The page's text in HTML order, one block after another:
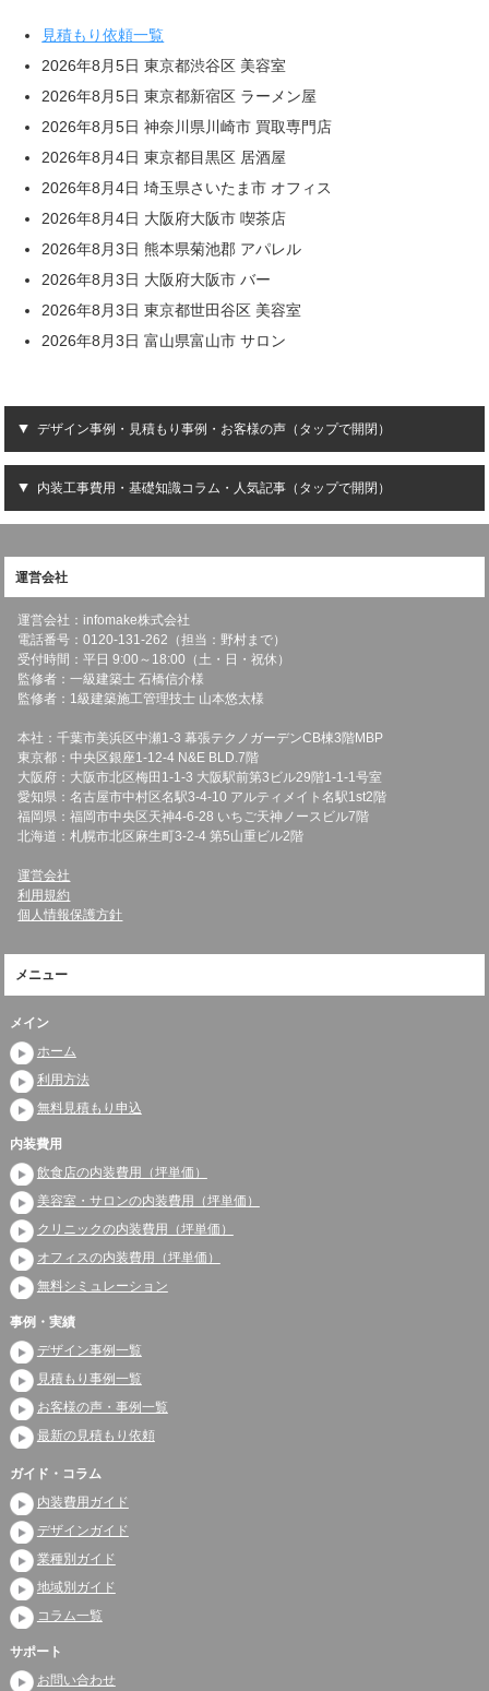
見積もり依頼一覧
2026年8月5日 東京都渋谷区 美容室
2026年8月5日 東京都新宿区 ラーメン屋
2026年8月5日 神奈川県川崎市 買取専門店
2026年8月4日 東京都目黒区 居酒屋
2026年8月4日 埼玉県さいたま市 オフィス
2026年8月4日 大阪府大阪市 喫茶店
2026年8月3日 熊本県菊池郡 アパレル
2026年8月3日 大阪府大阪市 バー
2026年8月3日 東京都世田谷区 美容室
2026年8月3日 富山県富山市 サロン
デザイン事例・見積もり事例・お客様の声（タップで開閉）
内装工事費用・基礎知識コラム・人気記事（タップで開閉）
運営会社
運営会社：infomake株式会社
電話番号：0120-131-262（担当：野村まで）
受付時間：平日 9:00～18:00（土・日・祝休）
監修者：一級建築士 石橋信介様
監修者：1級建築施工管理技士 山本悠太様
本社：千葉市美浜区中瀬1-3 幕張テクノガーデンCB棟3階MBP
東京都：中央区銀座1-12-4 N&E BLD.7階
大阪府：大阪市北区梅田1-1-3 大阪駅前第3ビル29階1-1-1号室
愛知県：名古屋市中村区名駅3-4-10 アルティメイト名駅1st2階
福岡県：福岡市中央区天神4-6-28 いちご天神ノースビル7階
北海道：札幌市北区麻生町3-2-4 第5山重ビル2階
運営会社
利用規約
個人情報保護方針
メニュー
メイン
ホーム
利用方法
無料見積もり申込
内装費用
飲食店の内装費用（坪単価）
美容室・サロンの内装費用（坪単価）
クリニックの内装費用（坪単価）
オフィスの内装費用（坪単価）
無料シミュレーション
事例・実績
デザイン事例一覧
見積もり事例一覧
お客様の声・事例一覧
最新の見積もり依頼
ガイド・コラム
内装費用ガイド
デザインガイド
業種別ガイド
地域別ガイド
コラム一覧
サポート
お問い合わせ